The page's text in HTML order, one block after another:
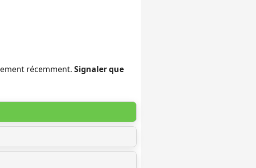
récemment. Signaler que